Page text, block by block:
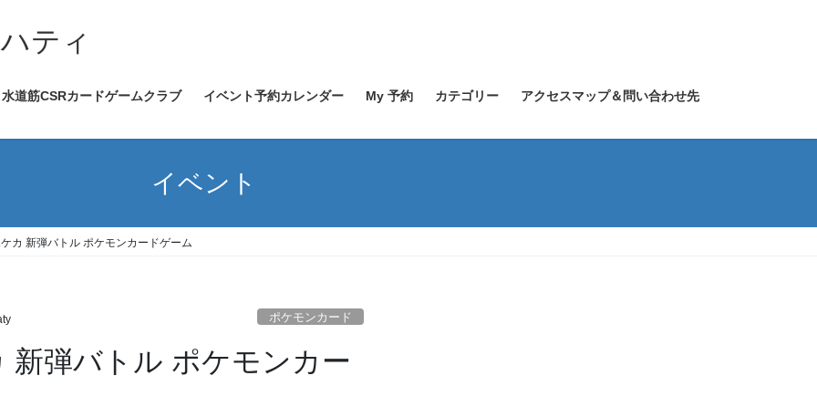
ティ
水道筋CSRカードゲームクラブ イベント予約カレンダー My 予約 カテゴリー アクセスマップ＆問い合わせ先
イベント
カ 新弾バトル ポケモンカードゲーム
ポケモンカード
新弾バトル ポケモンカー